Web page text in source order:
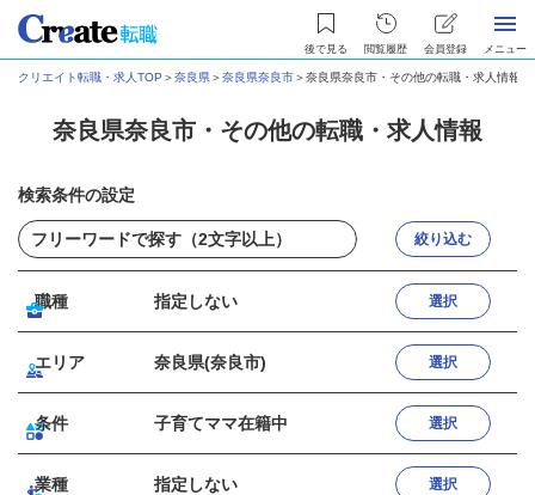
後で見る 閲覧履歴 会員登録 メニュー
クリエイト転職・求人TOP ＞奈良県＞奈良県奈良市＞奈良県奈良市・その他の転職・求人情報
奈良県奈良市・その他の転職・求人情報
検索条件の設定
絞り込む
職種 指定しない 選択
エリア 奈良県(奈良市) 選択
条件 子育てママ在籍中 選択
業種 指定しない 選択